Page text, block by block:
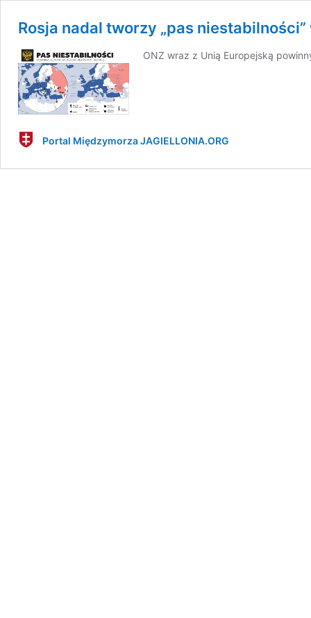
Rosja nadal tworzy „pas
ONZ wraz z Unią Europejską
Portal Międzymorza JAGIELLONIA.ORG